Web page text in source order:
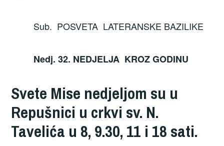
Sub. POSVETA LATERANSKE BAZILIKE
Nedj. 32. NEDJELJA KROZ GODINU
Svete Mise nedjeljom su u
Repušnici u crkvi sv. N.
Tavelića u 8, 9.30, 11 i 18 sati.